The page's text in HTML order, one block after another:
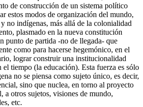
de construcción de un sistema político
estos modos de organización del mundo,
no indígenas, más allá de la colonialidad
plasmado en la nueva constitución
punto de partida -no de llegada- que
como para hacerse hegemónico, en el
lograr construir una institucionalidad
el tiempo (la educación). Esta fuerza es sólo
no se piensa como sujeto único, es decir,
sino que nuclea, en torno al proyecto
a otros sujetos, visiones de mundo,
etc.